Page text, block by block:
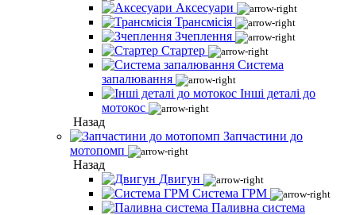
Аксесуари
Трансмісія
Зчеплення
Стартер
Система
запалювання
Інші деталі до
мотокос
Назад
Запчастини до
мотопомп
Назад
Двигун
Система ГРМ
Паливна система